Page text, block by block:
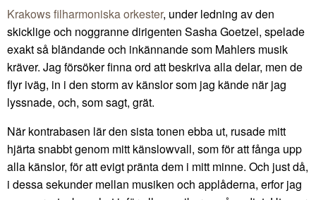
Krakows filharmoniska orkester, under ledning av den
skicklige och noggranne dirigenten Sasha Goetzel, spelade
exakt så bländande och inkännande som Mahlers musik
kräver. Jag försöker finna ord att beskriva alla delar, men de
flyr iväg, in i den storm av känslor som jag kände när jag
lyssnade, och, som sagt, grät.
När kontrabasen lär den sista tonen ebba ut, rusade mitt
hjärta snabbt genom mitt känslowvall, som för att fånga upp
alla känslor, för att evigt pränta dem i mitt minne. Och just då,
i dessa sekunder mellan musiken och applåderna, erfor jag